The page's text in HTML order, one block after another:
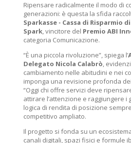
Ripensare radicalmente il modo di
generazioni: è questa la sfida
Sparkasse - Cassa di Risparmio
Spark, vincitore del Premio ABI
categoria Comunicazione.
“È una piccola rivoluzione”, spiega l’
Delegato Nicola Calabrò,
cambiamento nelle abitudini e nei
imponga una revisione profonda
“Oggi chi offre servizi deve
attirare l’attenzione e raggiungere i
logica di rendita di posizione
competitivo ampliato.
Il progetto si fonda su un
canali digitali, spazi fisici e formule